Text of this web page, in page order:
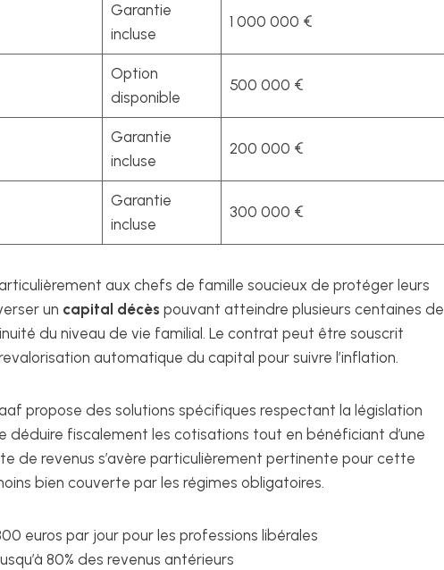
Garantie
incluse
1 000 000 €
Option
disponible
500 000 €
Garantie
incluse
200 000 €
Garantie
incluse
300 000 €
aux chefs de famille soucieux de protéger leurs
un capital décès pouvant atteindre plusieurs centaines de
du niveau de vie familial. Le contrat peut être souscrit
automatique du capital pour suivre l’inflation.
propose des solutions spécifiques respectant la législation
fiscalement les cotisations tout en bénéficiant d’une
de revenus s’avère particulièrement pertinente pour cette
bien couverte par les régimes obligatoires.
euros par jour pour les professions libérales
80% des revenus antérieurs